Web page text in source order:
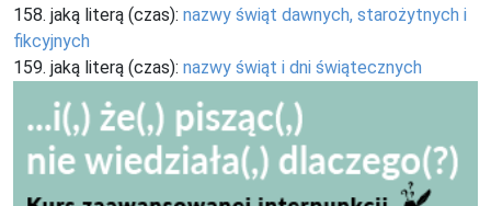
158. jaką literą (czas): nazwy świąt dawnych, starożytnych i
fikcyjnych
159. jaką literą (czas): nazwy świąt i dni świątecznych